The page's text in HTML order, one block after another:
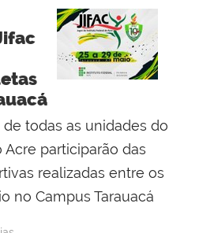
todas as unidades do
participarão das
realizadas entre os
no Campus Tarauacá